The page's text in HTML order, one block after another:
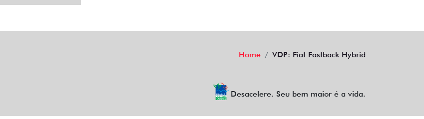
Home VDP: Fiat Fastback Hybrid
Desacelere. Seu bem maior é a vida.